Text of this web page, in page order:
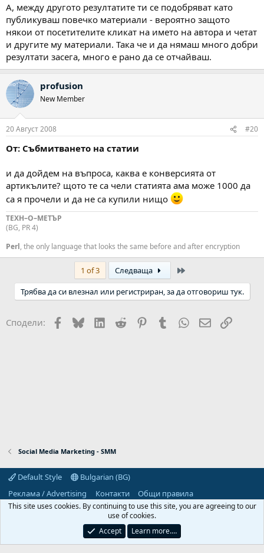
А, между другото резултатите ти се подобряват като
публикуваш повечко материали - вероятно защото
някои от посетителите кликат на името на автора и четат
и другите му материали. Така че и да нямаш много добри
резултати засега, много е рано да се отчайваш.
profusion
New Member
20 Август 2008 #20
От: Събмитването на статии
и да дойдем на въпроса, каква е конверсията от
артикълите? щото те са чели статията ама може 1000 да
са я прочели и да не са купили нищо
ТЕХН–О–МЕТЪР
(BG, PR 4)
Perl, the only language that looks the same before and after encryption
1 of 3 Следваща
Трябва да си влезнал или регистриран, за да отговориш тук.
Сподели: Facebook
BlueskyLinkedIn
Reddit PinterestTumblr WhatsApp
EmailLink
Social Media Marketing - SMM
Default Style
Bulgarian (BG)
Реклама / Advertising
Контакти
Общи правила
Декларация за поверителност
Помощ Начало
R
S
Predpriemach.com © 2006-2026. Hosting by:
This site uses cookies. By continuing to use this site, you are agreeing to our
use of cookies.
Accept
Learn more.…